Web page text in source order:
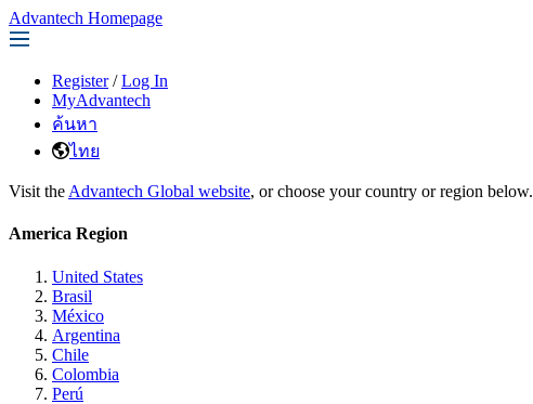
Advantech Homepage
Register / Log In
MyAdvantech
ค้นหา
ไทย
Visit the Advantech Global website, or choose your country or region below.
America Region
United States
Brasil
México
Argentina
Chile
Colombia
Perú